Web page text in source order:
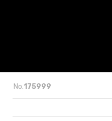
No.175999